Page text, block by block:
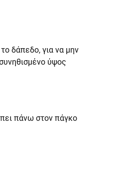
δάπεδο, για να μην
ύψος
πάνω στον πάγκο